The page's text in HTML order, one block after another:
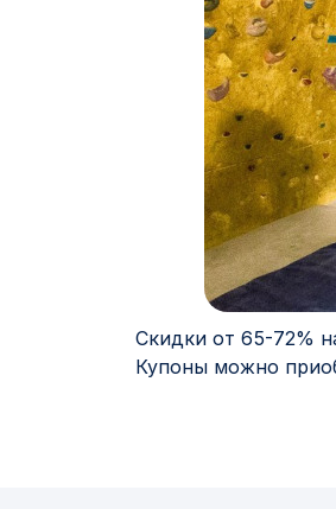
Скидки от 65-72%
Купоны можно